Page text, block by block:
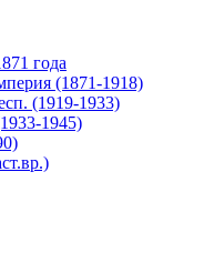
года
(1871-1918)
(1919-1933)
1945)